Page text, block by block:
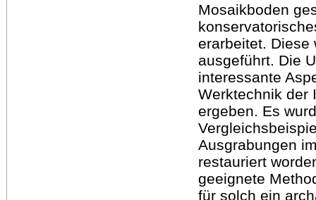
Mosaikboden
erarbeitet. Diese
ausgeführt. Die
interessante
Werktechnik der
ergeben. Es
Ausgrabungen
restauriert
geeignete
für solch ein